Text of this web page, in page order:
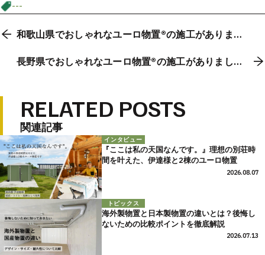
---
和歌山県でおしゃれなユーロ物置®の施工がありまし
長野県でおしゃれなユーロ物置®の施工がありまし
RELATED POSTS
関連記事
インタビュー
『ここは私の天国なんです。』理想の別荘時
間を叶えた、伊達様と2棟のユーロ物置
2026.08.07
トピックス
海外製物置と日本製物置の違いとは？後悔し
ないための比較ポイントを徹底解説
2026.07.13